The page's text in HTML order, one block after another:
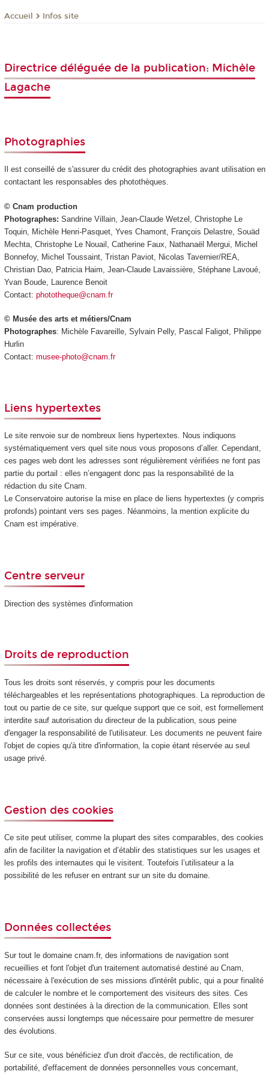
Accueil Infos site
Directrice déléguée de la publication: Michèle
Lagache
Photographies
Il est conseillé de s'assurer du crédit des photographies avant utilisation en
contactant les responsables des photothèques.
© Cnam production
Photographes: Sandrine Villain, Jean-Claude Wetzel, Christophe Le
Toquin, Michèle Henri-Pasquet, Yves Chamont, François Delastre, Souäd
Mechta, Christophe Le Nouail, Catherine Faux, Nathanaël Mergui, Michel
Bonnefoy, Michel Toussaint, Tristan Paviot, Nicolas Tavernier/REA,
Christian Dao, Patricia Haim, Jean-Claude Lavaissière, Stéphane Lavoué,
Yvan Boude, Laurence Benoit
Contact: phototheque@cnam.fr
© Musée des arts et métiers/Cnam
Photographes: Michèle Favareille, Sylvain Pelly, Pascal Faligot, Philippe
Hurlin
Contact: musee-photo@cnam.fr
Liens hypertextes
Le site renvoie sur de nombreux liens hypertextes. Nous indiquons
systématiquement vers quel site nous vous proposons d’aller. Cependant,
ces pages web dont les adresses sont régulièrement vérifiées ne font pas
partie du portail : elles n’engagent donc pas la responsabilité de la
rédaction du site Cnam.
Le Conservatoire autorise la mise en place de liens hypertextes (y compris
profonds) pointant vers ses pages. Néanmoins, la mention explicite du
Cnam est impérative.
Centre serveur
Direction des systèmes d'information
Droits de reproduction
Tous les droits sont réservés, y compris pour les documents
téléchargeables et les représentations photographiques. La reproduction de
tout ou partie de ce site, sur quelque support que ce soit, est formellement
interdite sauf autorisation du directeur de la publication, sous peine
d'engager la responsabilité de l'utilisateur. Les documents ne peuvent faire
l'objet de copies qu'à titre d'information, la copie étant réservée au seul
usage privé.
Gestion des cookies
Ce site peut utiliser, comme la plupart des sites comparables, des cookies
afin de faciliter la navigation et d’établir des statistiques sur les usages et
les profils des internautes qui le visitent. Toutefois l’utilisateur a la
possibilité de les refuser en entrant sur un site du domaine.
Données collectées
Sur tout le domaine cnam.fr, des informations de navigation sont
recueillies et font l'objet d'un traitement automatisé destiné au Cnam,
nécessaire à l'exécution de ses missions d'intérêt public, qui a pour finalité
de calculer le nombre et le comportement des visiteurs des sites. Ces
données sont destinées à la direction de la communication. Elles sont
conservées aussi longtemps que nécessaire pour permettre de mesurer
des évolutions.
Sur ce site, vous bénéficiez d'un droit d'accès, de rectification, de
portabilité, d'effacement de données personnelles vous concernant,